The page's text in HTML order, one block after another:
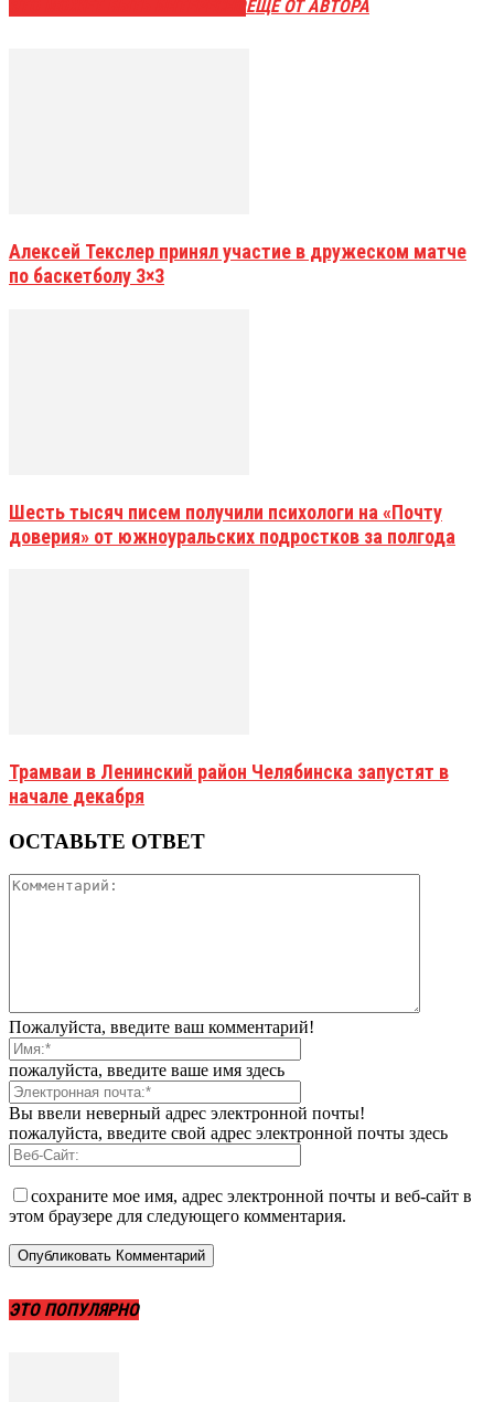
ЕЩЕ ОТ АВТОРА
Алексей Текслер принял участие в дружеском матче
по баскетболу 3×3
Шесть тысяч писем получили психологи на «Почту
доверия» от южноуральских подростков за полгода
Трамваи в Ленинский район Челябинска запустят в
начале декабря
ОСТАВЬТЕ ОТВЕТ
Пожалуйста, введите ваш комментарий!
пожалуйста, введите ваше имя здесь
Вы ввели неверный адрес электронной почты!
пожалуйста, введите свой адрес электронной почты здесь
сохраните мое имя, адрес электронной почты и веб-сайт в
этом браузере для следующего комментария.
ЭТО ПОПУЛЯРНО